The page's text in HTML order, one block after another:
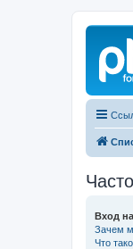
Вход
Зачем
Что